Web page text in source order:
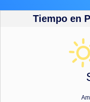
Tiempo en